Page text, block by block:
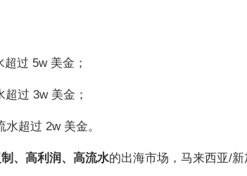
过 5w 美金；
过 3w 美金；
超过 2w 美金。
、高利润、高流水的出海市场，马来西亚/新